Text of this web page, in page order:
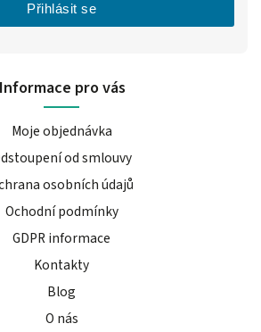
Informace pro vás
Moje objednávka
od smlouvy
osobních údajů
Ochodní podmínky
GDPR informace
Kontakty
Blog
O nás
Přihlásit se